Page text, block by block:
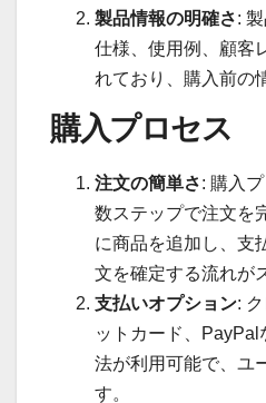
製品情報の明確さ:
仕様、使用例、顧客
れており、購入前の
購入プロセス
注文の簡単さ: 購入
数ステップで注文を
に商品を追加し、支
文を確定する流れが
支払いオプション:
ットカード、
法が利用可能で、ユ
す。